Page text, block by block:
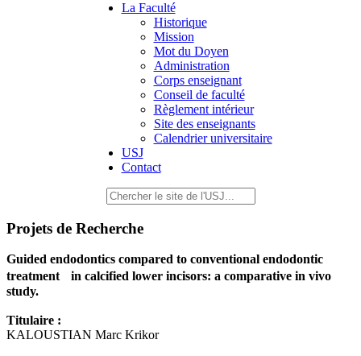
La Faculté
Historique
Mission
Mot du Doyen
Administration
Corps enseignant
Conseil de faculté
Règlement intérieur
Site des enseignants
Calendrier universitaire
USJ
Contact
Projets de Recherche
Guided endodontics compared to conventional endodontic
treatment in calcified lower incisors: a comparative in vivo
study.
Titulaire :
KALOUSTIAN Marc Krikor